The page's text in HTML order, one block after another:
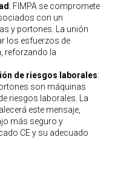
: FIMPA se compromete
con un
y portones. La unión
los esfuerzos de
reforzando la
de riesgos laborales:
son máquinas
riesgos laborales. La
este mensaje,
más seguro y
CE y su adecuado